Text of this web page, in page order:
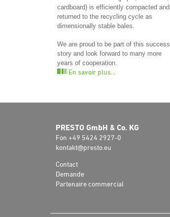
cardboard) is efficiently compacted and
returned to the recycling cycle as
dimensionally stable bales.
We are proud to be part of this success
story and look forward to many more
years of cooperation.
En savoir plus...
PRESTO GmbH & Co. KG
Fon +49 5424 2927-0
kontakt@presto.eu
Contact
Demande
Partenaire commercial